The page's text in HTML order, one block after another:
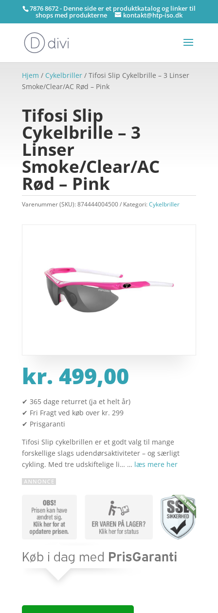
7876 8672 - Denne side er et produktkatalog og linker til
shops med produkterne kontakt@htp-iso.dk
Hjem / Cykelbriller/ Tifosi Slip Cykelbrille – 3 Linser
Smoke/Clear/AC Rød – Pink
Tifosi Slip
Cykelbrille – 3
Linser
Smoke/Clear/AC
Rød – Pink
Varenummer (SKU):874444004500 Kategori:Cykelbriller
kr. 499,00
✔ 365 dage returret (ja et helt år)
✔ Fri Fragt ved køb over kr. 299
✔ Prisgaranti
Tifosi Slip cykelbrillen er et godt valg til mange
forskellige slags udendørsaktiviteter – og særligt
cykling. Med tre udskiftelige li… … læs mere her